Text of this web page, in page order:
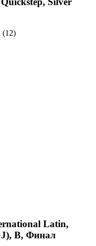
(12)
Latin,
B, Финал